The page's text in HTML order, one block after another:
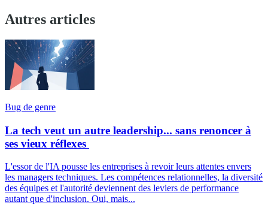
Autres articles
Bug de genre
La tech veut un autre leadership... sans renoncer à
ses vieux réflexes
L'essor de l'IA pousse les entreprises à revoir leurs attentes envers
les managers techniques. Les compétences relationnelles, la diversité
des équipes et l'autorité deviennent des leviers de performance
autant que d'inclusion. Oui, mais...